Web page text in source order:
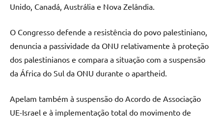
Unido, Canadá, Austrália e Nova Zelândia.
O Congresso defende a resistência do povo palestiniano,
denuncia a passividade da ONU relativamente à proteção
dos palestinianos e compara a situação com a suspensão
da África do Sul da ONU durante o apartheid.
Apelam também à suspensão do Acordo de Associação
UE-Israel e à implementação total do movimento de